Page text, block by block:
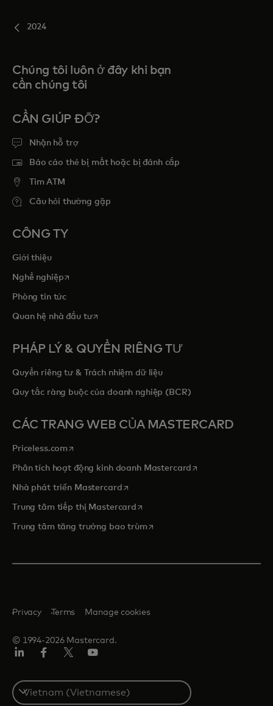
2024
Chúng tôi luôn ở đây khi bạn
cần chúng tôi
CẦN GIÚP ĐỠ?
Nhận hỗ trợ
Báo cáo thẻ bị mất hoặc bị đánh cắp
Tim ATM
Câu hỏi thường gặp
CÔNG TY
Giới thiệu
Nghề nghiệpopens in a new tab
Phòng tin tức
Quan hệ nhà đầu tưopens in a new tab
PHÁP LÝ & QUYỀN RIÊNG TƯ
Quyền riêng tư & Trách nhiệm dữ liệu
Quy tắc ràng buộc của doanh nghiệp (BCR)
CÁC TRANG WEB CỦA MASTERCARD
Priceless.com opens in a new tab
Phân tích hoạt động kinh doanh Mastercard opens in a new tab
Nhà phát triển Mastercardopens in a new tab
Trung tâm tiếp thị Mastercardopens in a new tab
Trung tâm tăng trưởng bao trùmopens in a new tab
© 1994-2026 Mastercard.
Privacy Terms Manage cookies
Select
a